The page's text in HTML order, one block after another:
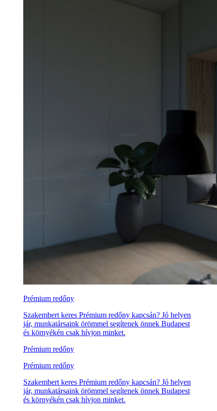
Prémium redőny
Szakembert keres Prémium redőny kapcsán? Jó helyen
jár, munkatársaink örömmel segítenek önnek Budapest
és környékén csak hívjon minket.
Prémium redőny
Prémium redőny
Szakembert keres Prémium redőny kapcsán? Jó helyen
jár, munkatársaink örömmel segítenek önnek Budapest
és környékén csak hívjon minket.